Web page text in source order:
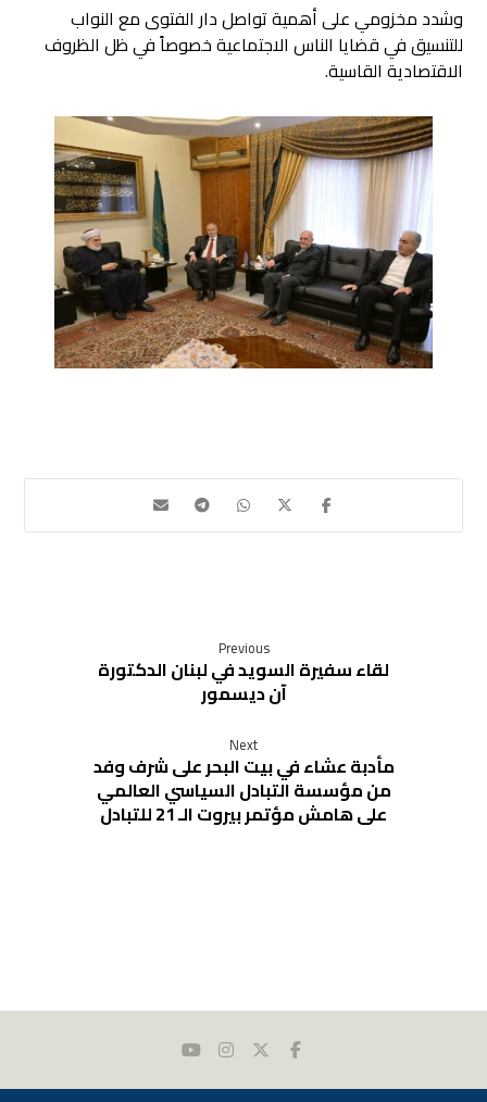
وشدد مخزومي على أهمية تواصل دار الفتوى مع النواب
للتنسيق في قضايا الناس الاجتماعية خصوصاً في ظل الظروف
الاقتصادية القاسية.
Previous
لقاء سفيرة السويد في لبنان الدكتورة
آن ديسمور
Next
مأدبة عشاء في بيت البحر على شرف وفد
من مؤسسة التبادل السياسي العالمي
على هامش مؤتمر بيروت الـ 21 للتبادل